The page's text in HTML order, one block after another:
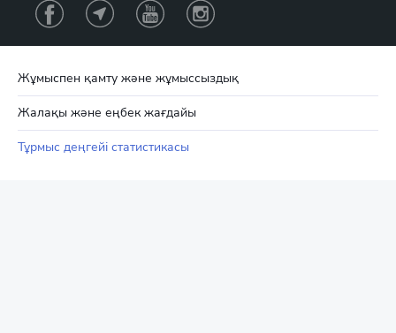
Жұмыспен қамту және жұмыссыздық
Жалақы және еңбек жағдайы
Тұрмыс деңгейі статистикасы